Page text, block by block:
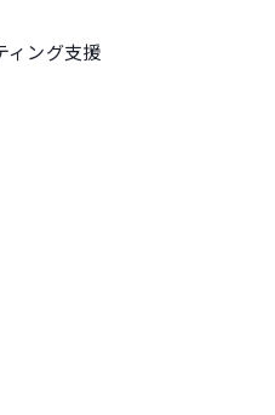
ィング支援